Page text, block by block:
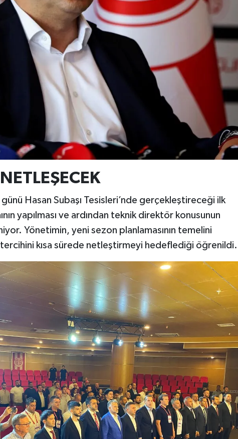
Hasan Subaşı Tesisleri’nde gerçekleştireceği ilk
yapılması ve ardından teknik direktör konusunun
Yönetimin, yeni sezon planlamasının temelini
kısa sürede netleştirmeyi hedeflediği öğrenildi.